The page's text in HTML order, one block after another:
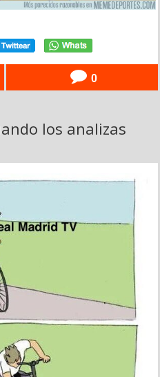
0
los analizas